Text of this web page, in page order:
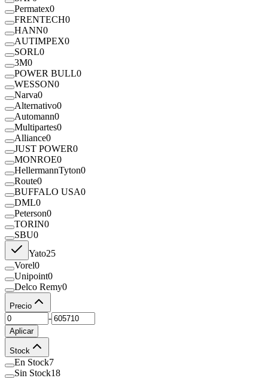
Permatex0
FRENTECH0
HANN0
AUTIMPEX0
SORL0
3M0
POWER BULL0
WESSON0
Narva0
Alternativo0
Automann0
Multipartes0
Alliance0
JUST POWER0
MONROE0
HellermannTyton0
Route0
BUFFALO USA0
DML0
Peterson0
TORIN0
SBU0
Yato25
Vorel0
Unipoint0
Delco Remy0
Precio
-
Aplicar
Stock
En Stock7
Sin Stock18